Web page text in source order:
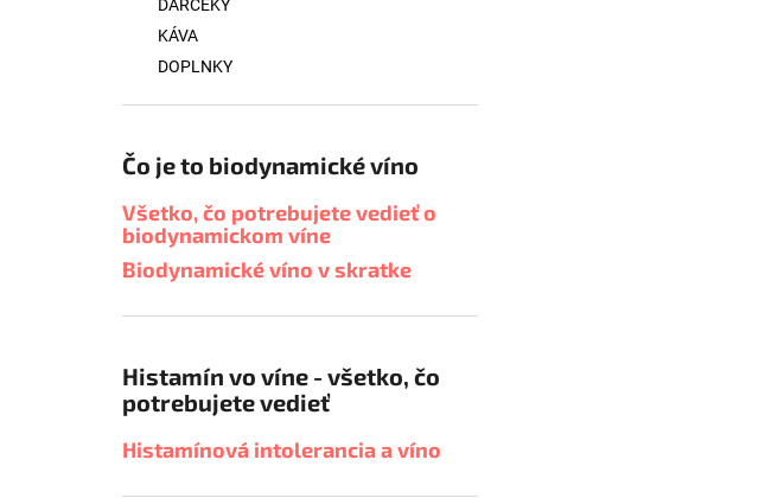
DARČEKY
KÁVA
DOPLNKY
Čo je to biodynamické víno
Všetko, čo potrebujete vedieť o
biodynamickom víne
Biodynamické víno v skratke
Histamín vo víne - všetko, čo
potrebujete vedieť
Histamínová intolerancia a víno